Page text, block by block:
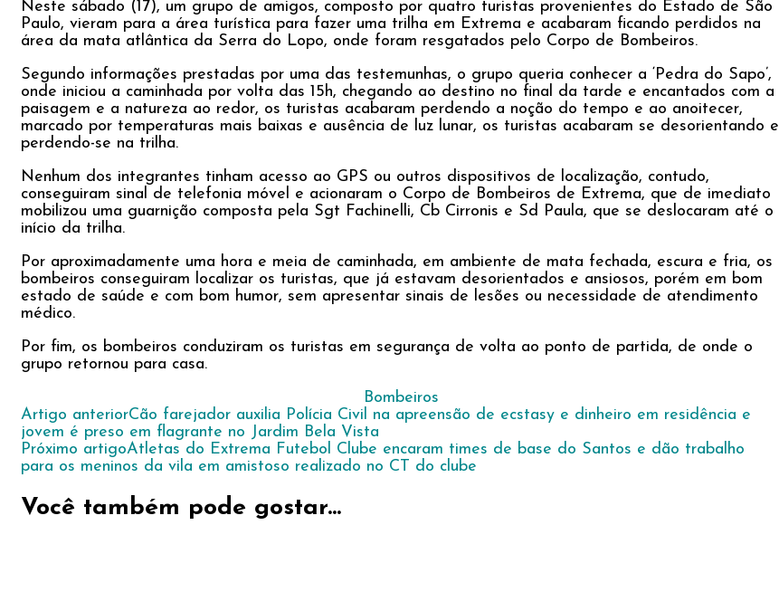
Neste sábado (17), um grupo de amigos, composto por quatro turistas provenientes do Estado de São
Paulo, vieram para a área turística para fazer uma trilha em Extrema e acabaram ficando perdidos na
área da mata atlântica da Serra do Lopo, onde foram resgatados pelo Corpo de Bombeiros.
Segundo informações prestadas por uma das testemunhas, o grupo queria conhecer a ‘Pedra do Sapo’,
onde iniciou a caminhada por volta das 15h, chegando ao destino no final da tarde e encantados com a
paisagem e a natureza ao redor, os turistas acabaram perdendo a noção do tempo e ao anoitecer,
marcado por temperaturas mais baixas e ausência de luz lunar, os turistas acabaram se desorientando e
perdendo-se na trilha.
Nenhum dos integrantes tinham acesso ao GPS ou outros dispositivos de localização, contudo,
conseguiram sinal de telefonia móvel e acionaram o Corpo de Bombeiros de Extrema, que de imediato
mobilizou uma guarnição composta pela Sgt Fachinelli, Cb Cirronis e Sd Paula, que se deslocaram até o
início da trilha.
Por aproximadamente uma hora e meia de caminhada, em ambiente de mata fechada, escura e fria, os
bombeiros conseguiram localizar os turistas, que já estavam desorientados e ansiosos, porém em bom
estado de saúde e com bom humor, sem apresentar sinais de lesões ou necessidade de atendimento
médico.
Por fim, os bombeiros conduziram os turistas em segurança de volta ao ponto de partida, de onde o
grupo retornou para casa.
Bombeiros
Navegação
de
post
Artigo anteriorCão farejador auxilia Polícia Civil na apreensão de ecstasy e dinheiro em residência e
jovem é preso em flagrante no Jardim Bela Vista
Próximo artigoAtletas do Extrema Futebol Clube encaram times de base do Santos e dão trabalho
para os meninos da vila em amistoso realizado no CT do clube
Você também pode gostar...